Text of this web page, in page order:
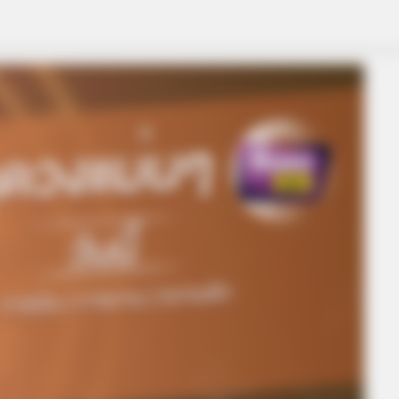
Loss Isn't Age: Just
She Asked About